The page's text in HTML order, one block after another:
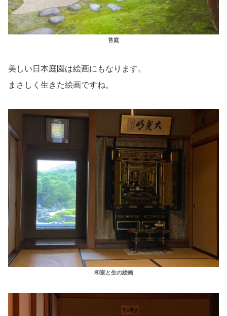
苔庭
美しい日本庭園は絵画にもなります。
まさしく生きた絵画ですね。
和室と生の絵画